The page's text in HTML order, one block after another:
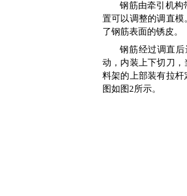
钢筋由牵引机构
置可以调整的调直
了钢筋表面的锈皮。
钢筋经过调直
动，内装上下切刀
料架的上部装有拉杆
图如图 2所示。